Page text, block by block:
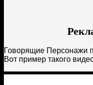
Говорящие Персонажи
Вот пример такого